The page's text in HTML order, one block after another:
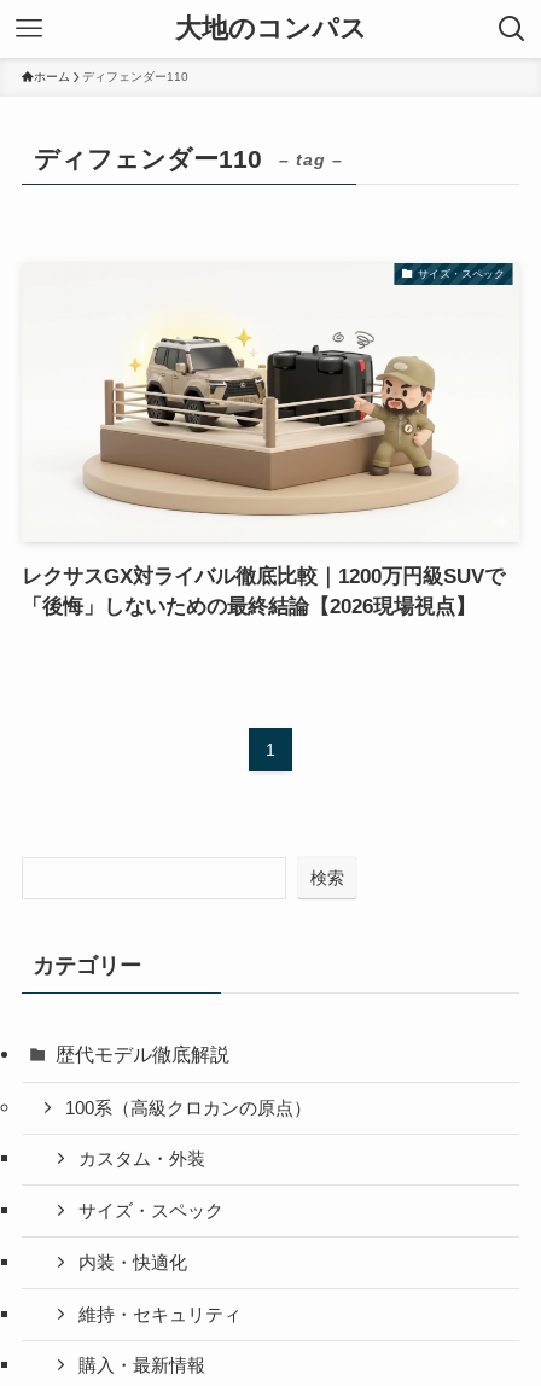
大地のコンパス
ホーム ディフェンダー110
ディフェンダー110 – tag –
サイズ・スペック
レクサスGX対ライバル徹底比較｜1200万円級SUVで
「後悔」しないための最終結論【2026現場視点】
1
検索
カテゴリー
歴代モデル徹底解説
100系（高級クロカンの原点）
カスタム・外装
サイズ・スペック
内装・快適化
維持・セキュリティ
購入・最新情報